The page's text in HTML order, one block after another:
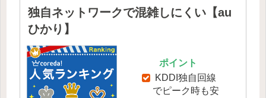
独自ネットワークで混雑しにくい【au
ひかり】
ポイント
KDDI独自回線
でピーク時も安